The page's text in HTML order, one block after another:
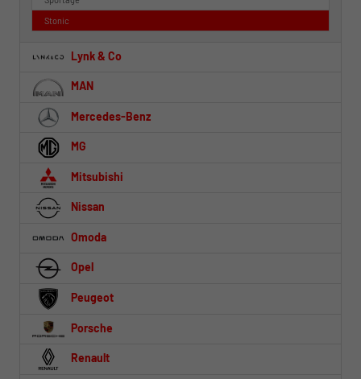
Stonic
Lynk & Co
MAN
Mercedes-Benz
MG
Mitsubishi
Nissan
Omoda
Opel
Peugeot
Porsche
Renault